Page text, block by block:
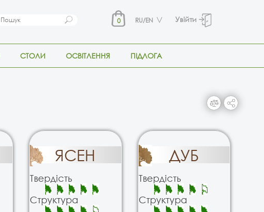
0 RU/EN Увійти
СТОЛИ ОСВІТЛЕННЯ ПІДЛОГА
ЯСЕН
Твердість
Структура
ДУБ
Твердість
Структура